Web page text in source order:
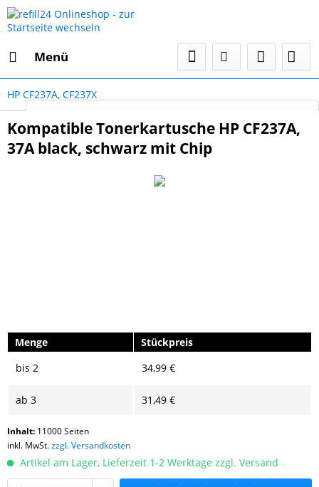
Menü
HP CF237A, CF237X
Kompatible Tonerkartusche HP CF237A,
37A black, schwarz mit Chip
Menge
Stückpreis
bis 2 34,99 €
ab 3 31,49 €
Inhalt: 11000 Seiten
inkl. MwSt.zzgl. Versandkosten
Artikel am Lager, Lieferzeit 1-2 Werktage zzgl. Versand